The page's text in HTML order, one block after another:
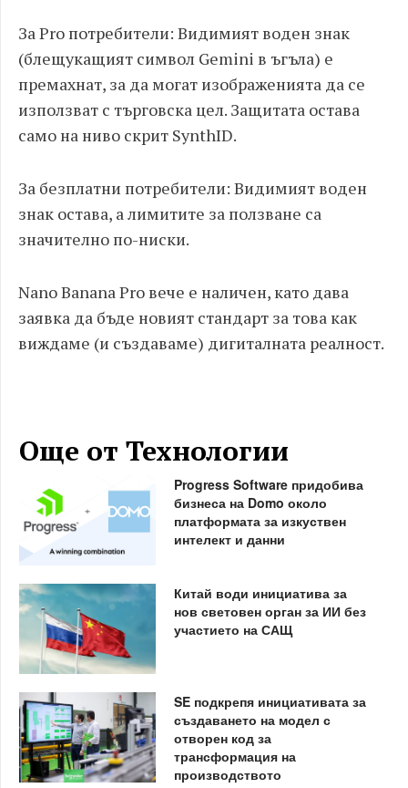
За Pro потребители: Видимият воден знак
(блещукащият символ Gemini в ъгъла) е
премахнат, за да могат изображенията да се
използват с търговска цел. Защитата остава
само на ниво скрит SynthID.
За безплатни потребители: Видимият воден
знак остава, а лимитите за ползване са
значително по-ниски.
Nano Banana Pro вече е наличен, като дава
заявка да бъде новият стандарт за това как
виждаме (и създаваме) дигиталната реалност.
Още от Технологии
Progress Software придобива
бизнеса на Domo около
платформата за изкуствен
интелект и данни
Китай води инициатива за
нов световен орган за ИИ без
участието на САЩ
SE подкрепя инициативата за
създаването на модел с
отворен код за
трансформация на
производството